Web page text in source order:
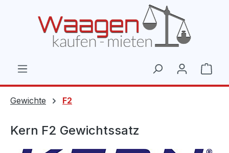
Gewichte F2
Kern F2 Gewichtssatz